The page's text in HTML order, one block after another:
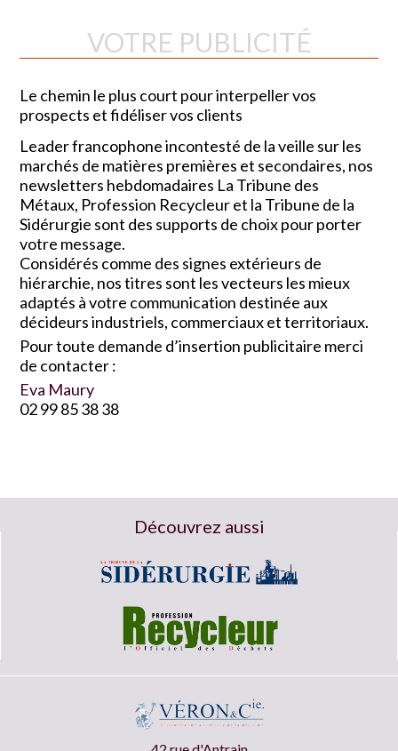
VOTRE PUBLICITÉ
Le chemin le plus court pour interpeller vos
prospects et fidéliser vos clients
Leader francophone incontesté de la veille sur les
marchés de matières premières et secondaires, nos
newsletters hebdomadaires La Tribune des
Métaux, Profession Recycleur et la Tribune de la
Sidérurgie sont des supports de choix pour porter
votre message.
Considérés comme des signes extérieurs de
hiérarchie, nos titres sont les vecteurs les mieux
adaptés à votre communication destinée aux
décideurs industriels, commerciaux et territoriaux.
Pour toute demande d’insertion publicitaire merci
de contacter :
Eva Maury
02 99 85 38 38
Découvrez aussi